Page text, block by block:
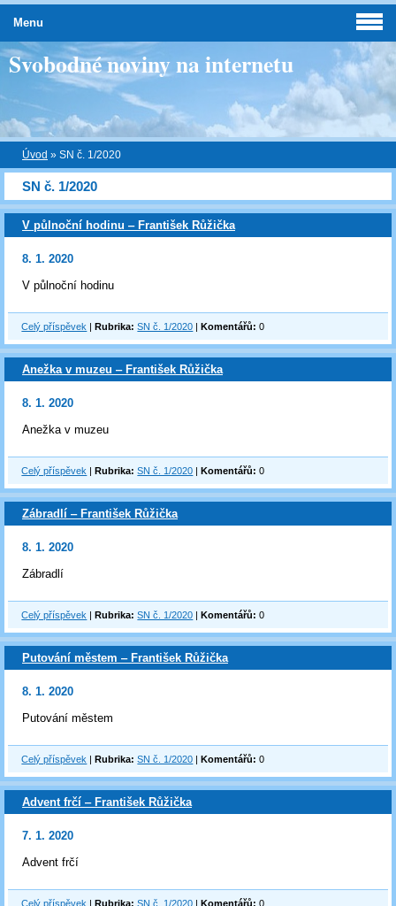
Svobodné noviny na internetu
Úvod » SN č. 1/2020
SN č. 1/2020
V půlnoční hodinu ‒ František Růžička
8. 1. 2020
V půlnoční hodinu
Celý příspěvek |Rubrika: SN č. 1/2020 |Komentářů: 0
Anežka v muzeu ‒ František Růžička
8. 1. 2020
Anežka v muzeu
Celý příspěvek |Rubrika: SN č. 1/2020 |Komentářů: 0
Zábradlí ‒ František Růžička
8. 1. 2020
Zábradlí
Celý příspěvek |Rubrika: SN č. 1/2020 |Komentářů: 0
Putování městem ‒ František Růžička
8. 1. 2020
Putování městem
Celý příspěvek |Rubrika: SN č. 1/2020 |Komentářů: 0
Advent frčí ‒ František Růžička
7. 1. 2020
Advent frčí
Celý příspěvek |Rubrika: SN č. 1/2020 |Komentářů: 0
Menu